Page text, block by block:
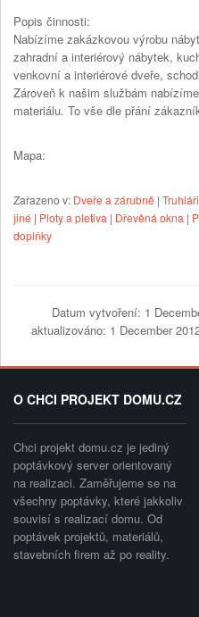
Popis činnosti:
Nabízíme zakázkovou výrobu
zahradní a interiérový nábytek,
venkovní a interiérové dveře,
Zároveň k našim službám
materiálu. To vše dle přání
Mapa:
Zařazeno v: Dveře a zárubně |
jiné | Ploty a pletiva | Dřevěná okna |
doplňky
Datum vytvoření: 1
aktualizováno: 1 December
O CHCI PROJEKT DOMU.CZ
Chci projekt domu.cz je jediný
poptávkový server orientovaný
na realizaci. Zaměřujeme se na
všechny poptávky, které jakkoliv
souvisí s realizací domu. Od
poptávek projektů, materiálů,
stavebních firem až po reality.